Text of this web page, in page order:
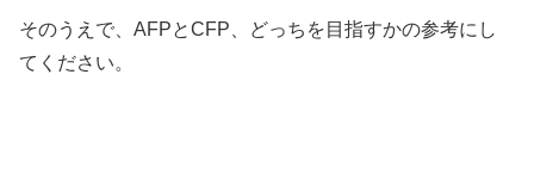
そのうえで、AFPとCFP、どっちを目指すかの参考にし
てください。